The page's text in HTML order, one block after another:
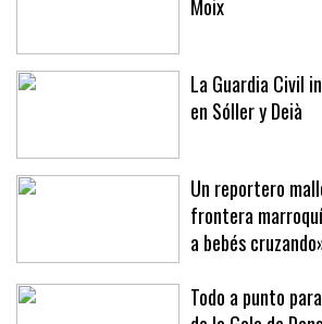
La última prueba
La Guardia Civil
Un reportero
frontera marroquí
a bebés cruzando»